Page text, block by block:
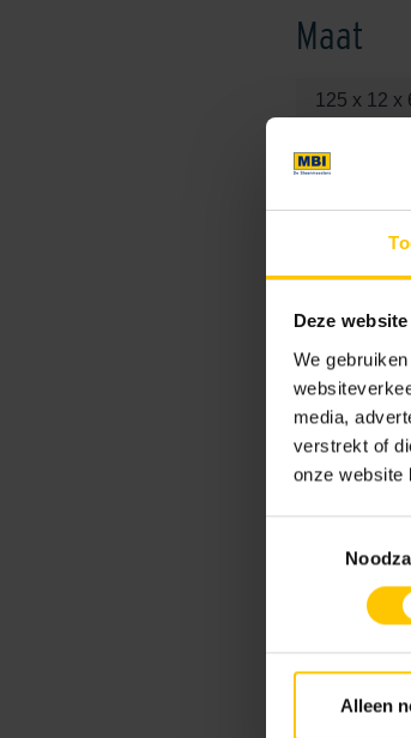
Deze
We
media,
verstrekt of
onze website
Alleen
Maat
125 x 12 x
Standaard